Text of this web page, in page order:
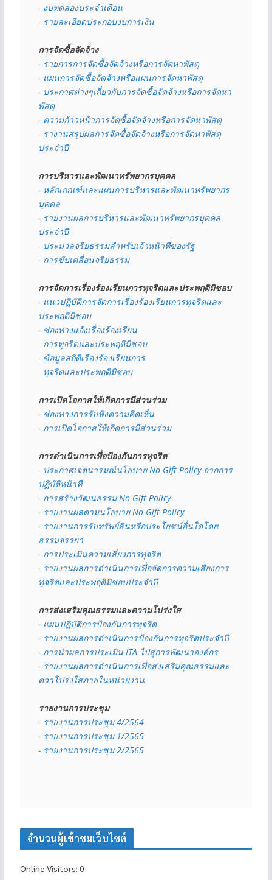
- งบทดลองประจำเดือน
- รายละเอียดประกอบงบการเงิน
การจัดซื้อจัดจ้าง
- รายการการจัดซื้อจัดจ้างหรือการจัดหาพัสดุ
- แผนการจัดซื้อจัดจ้างหรือแผนการจัดหาพัสดุ
- ประกาศต่างๆเกี่ยวกับการจัดซื้อจัดจ้างหรือการจัดหา
พัสดุ
- ความก้าวหน้าการจัดซื้อจัดจ้างหรือการจัดหาพัสดุ
- รางานสรุปผลการจัดซื้อจัดจ้างหรือการจัดหาพัสดุ
ประจำปี
การบริหารและพัฒนาทรัพยากรบุคคล
- หลักเกณฑ์และแผนการบริหารและพัฒนาทรัพยากร
บุคคล
- รายงานผลการบริหารและพัฒนาทรัพยากรบุคคล
ประจำปี
- ประมวลจริยธรรมสำหรับเจ้าหน้าที่ของรัฐ
- การขับเคลื่อนจริยธรรม
การจัดการเรื่องร้องเรียนการทุจริตและประพฤติมิชอบ
- แนวปฏิบัติการจัดการเรื่องร้องเรียนการทุจริตและ
ประพฤติมิชอบ
- ช่องทางแจ้งเรื่องร้องเรียน
  การทุจริตและประพฤติมิชอบ
- ข้อมูลสถิติเรื่องร้องเรียนการ
  ทุจริตและประพฤติมิชอบ
การเปิดโอกาสให้เกิดการมีส่วนร่วม
- ช่องทางการรับฟังความคิดเห็น
- การเปิดโอกาสให้เกิดการมีส่วนร่วม
การดำเนินการเพื่อป้องกันการทุจริต
- ประกาศเจตนารมณ์นโยบาย No Gift Policy จากการ
ปฏิบัติหน้าที่
- การสร้างวัฒนธรรม No Gift Policy
- รายงานผลตามนโยบาย No Gift Policy
- รายงานการรับทรัพย์สินหรือประโยชน์อื่นใดโดย
ธรรมจรรยา
- การประเมินความเสี่ยงการทุจริต
- รายงานผลการดำเนินการเพื่อจัดการความเสี่ยงการ
ทุจริตและประพฤติมิชอบประจำปี
การส่งเสริมคุณธรรมและความโปร่งใส
- แผนปฏิบัติการป้องกันการทุจริต
- รายงานผลการดำเนินการป้องกันการทุจริตประจำปี
- การนำผลการประเมิน ITA ไปสู่การพัฒนาองค์กร
- รายงานผลการดำเนินการเพื่อส่งเสริมคุณธรรมและ
ควาโปร่งใสภายในหน่วยงาน
รายงานการประชุม
- รายงานการประชุม 4/2564
- รายงานการประชุม 1/2565
- รายงานการประชุม 2/2565
จำนวนผู้เข้าชมเว็บไซต์
Online Visitors: 0